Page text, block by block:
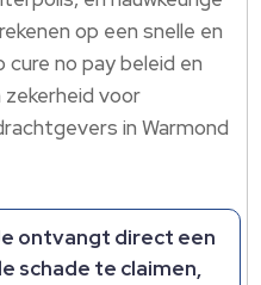
op een snelle en
cure no pay beleid en
voor
in Warmond
ontvangt direct een
schade te claimen,